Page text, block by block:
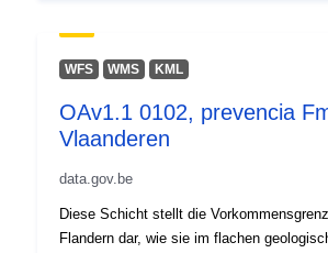
Identifikátory:
Ďalšie
identifikátory:
df26-427a-
flámskeho úradu pre environmentálne
WFS WMS KML
OAv1.1 0102, prevencia
Vlaanderen
data.gov.be
Diese Schicht stellt die
Flandern dar, wie sie im flachen